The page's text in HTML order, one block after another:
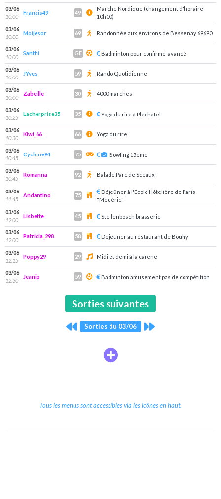
03/06
10:00
Francis49 49
Marche Nordique (changement d'horaire
10h00)
03/06
10:00
Moijesor 69 Randonnée aux environs de Bessenay 69690
03/06
10:00
Santhi GE Badminton pour confirmé-avancé
03/06
10:00
JYves 59 Rando Quotidienne
03/06
10:00
Zabeille 30 4000 marches
03/06
10:25
Lacherprise35 35 Yoga du rire à Pléchatel
03/06
10:30
Kiwi_66 66 Yoga du rire
03/06
10:45
Cyclone94 75 Bowling 15eme
03/06
10:45
Romanna 92 Balade Parc de Sceaux
03/06
11:45
Andantino 75
Déjeûner à l'Ecole Hôtelière de Paris
"Médéric"
03/06
12:00
Lisbette 45 Stellenbosch brasserie
03/06
12:00
Patricia_298 58 Déjeuner au restaurant de Bouhy
03/06
12:15
Poppy29 29 Midi et demi à la carene
03/06
12:30
Jeanip 59 Badminton amusement pas de compétition
Sorties suivantes
Sorties du 03/06
Tous les menus sont accessibles via les icônes en haut.